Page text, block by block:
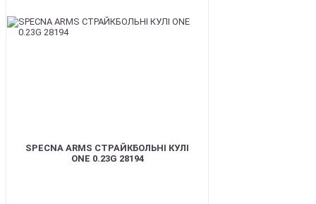
SPECNA ARMS СТРАЙКБОЛЬНІ КУЛІ
ONE 0.23G 28194